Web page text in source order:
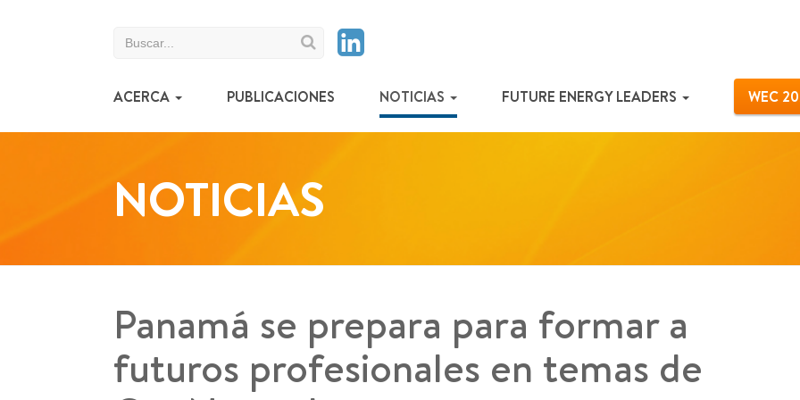
Search
ACERCA PUBLICACIONES NOTICIAS FUTURE ENERGY LEADERS WEC
NOTICIAS
Panamá se prepara para formar a
futuros profesionales en temas de